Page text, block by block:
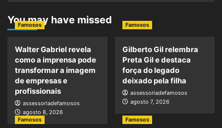
You may have missed
Famosos
Walter Gabriel revela
como a imprensa pode
transformar a imagem
de empresas e
profissionais
assessoriadefamosos
agosto 8, 2026
Famosos
Gilberto Gil relembra
Preta Gil e destaca
força do legado
deixado pela filha
assessoriadefamosos
agosto 7, 2026
Famosos Famosos